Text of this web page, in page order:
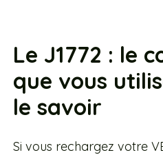
Le J1772 : le
que vous
le savoir
Si vous rechargez votre